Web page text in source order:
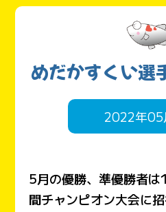
めだかすくい
2022年05
5月の優勝、準優勝者
間チャンピオン大会に招